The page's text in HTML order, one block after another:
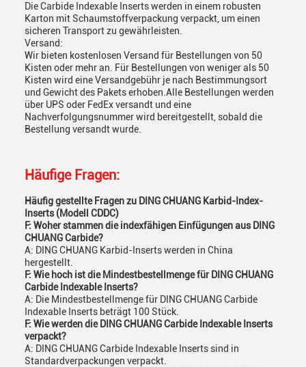
Die Carbide Indexable Inserts werden in einem robusten
Karton mit Schaumstoffverpackung verpackt, um einen
sicheren Transport zu gewährleisten.
Versand:
Wir bieten kostenlosen Versand für Bestellungen von 50
Kisten oder mehr an. Für Bestellungen von weniger als 50
Kisten wird eine Versandgebühr je nach Bestimmungsort
und Gewicht des Pakets erhoben.Alle Bestellungen werden
über UPS oder FedEx versandt und eine
Nachverfolgungsnummer wird bereitgestellt, sobald die
Bestellung versandt wurde.
Häufige Fragen:
Häufig gestellte Fragen zu DING CHUANG Karbid-Index-
Inserts (Modell CDDC)
F: Woher stammen die indexfähigen Einfügungen aus DING
CHUANG Carbide?
A: DING CHUANG Karbid-Inserts werden in China
hergestellt.
F: Wie hoch ist die Mindestbestellmenge für DING CHUANG
Carbide Indexable Inserts?
A: Die Mindestbestellmenge für DING CHUANG Carbide
Indexable Inserts beträgt 100 Stück.
F: Wie werden die DING CHUANG Carbide Indexable Inserts
verpackt?
A: DING CHUANG Carbide Indexable Inserts sind in
Standardverpackungen verpackt.